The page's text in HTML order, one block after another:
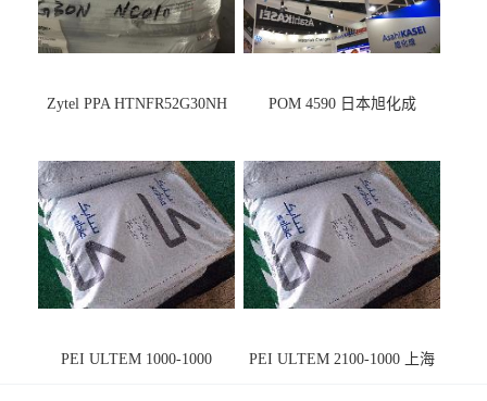
Zytel PPA HTNFR52G30NH POM 4590 日本旭化成
PEI ULTEM 1000-1000
PEI ULTEM 2100-1000 上海